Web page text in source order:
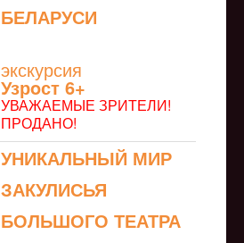
БЕЛАРУСИ
экскурсия
Узрoст 6+
УВАЖАЕМЫЕ ЗРИТЕЛИ!
ПРОДАНО!
УНИКАЛЬНЫЙ МИР
ЗАКУЛИСЬЯ
БОЛЬШОГО ТЕАТРА